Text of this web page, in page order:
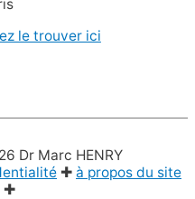
le trouver ici
Dr Marc HENRY
✚ à propos du site
✚